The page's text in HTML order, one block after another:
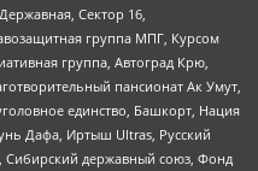
Сектор 16,
группа МПГ, Курсом
группа, Автоград Крю,
пансионат Ак Умут,
единство, Башкорт, Нация
Дафа, Иртыш Ultras, Русский
Сибирский державный союз, Фонд